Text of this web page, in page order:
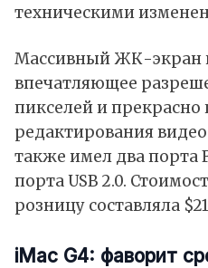
техническими
Массивный ЖК-экран
впечатляющее
пикселей и прекрасно
редактирования
также имел два порта
порта USB 2.0.
розницу составляла
iMac G4: фаворит